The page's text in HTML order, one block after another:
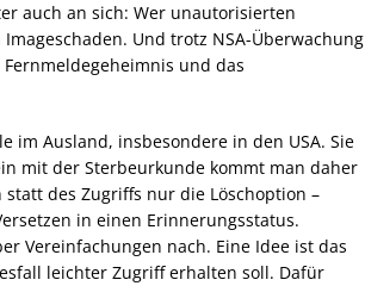
auch an sich: Wer unautorisierten
Und trotz NSA-Überwachung
und das
im Ausland, insbesondere in den USA. Sie
mit der Sterbeurkunde kommt man daher
des Zugriffs nur die Löschoption –
in einen Erinnerungsstatus.
Vereinfachungen nach. Eine Idee ist das
leichter Zugriff erhalten soll. Dafür